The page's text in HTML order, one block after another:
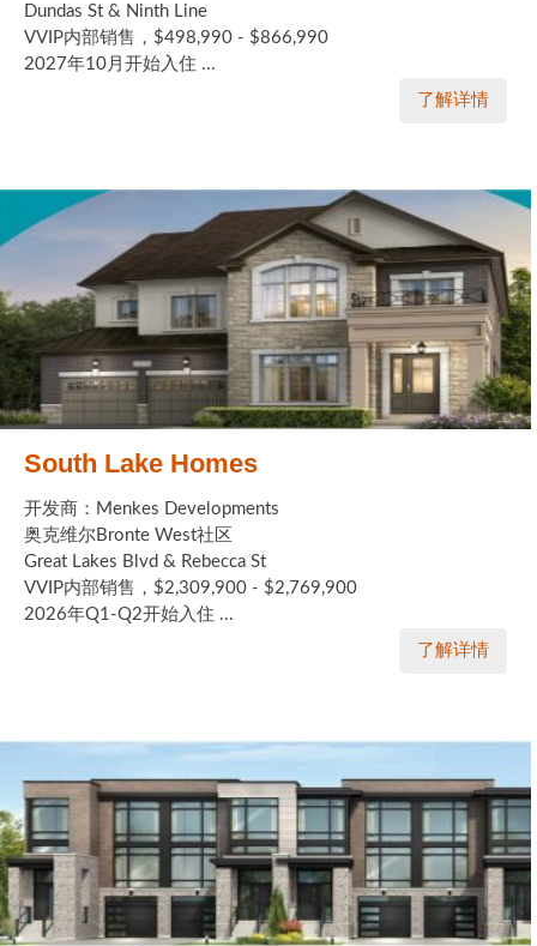
Dundas St & Ninth Line
VVIP内部销售，$498,990 - $866,990
2027年10月开始入住 ...
了解详情
South Lake Homes
开发商：Menkes Developments
奥克维尔Bronte West社区
Great Lakes Blvd & Rebecca St
VVIP内部销售，$2,309,900 - $2,769,900
2026年Q1-Q2开始入住 ...
了解详情